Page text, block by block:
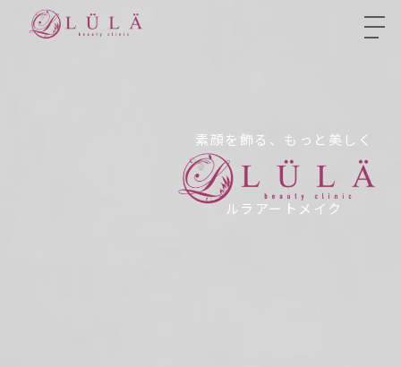
素顔を飾る、もっと美しく
ルラアートメイク